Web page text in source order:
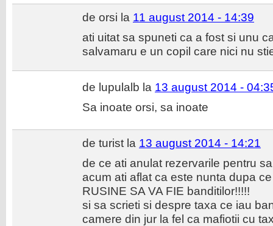
de orsi la 11 august 2014 - 14:39
ati uitat sa spuneti ca a fost si unu
salvamaru e un copil care nici nu
de lupulalb la 13 august 2014 -
Sa inoate orsi, sa inoate
de turist la 13 august 2014 - 14:21
de ce ati anulat rezervarile pentru
acum ati aflat ca este nunta dupa
RUSINE SA VA FIE banditilor!!!!!
si sa scrieti si despre taxa ce iau
camere din jur la fel ca mafiotii cu